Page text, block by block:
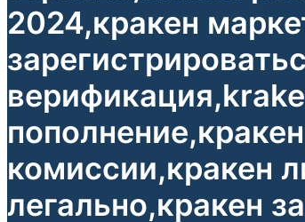
2024,кракен
комиссии,кракен
легально,кракен